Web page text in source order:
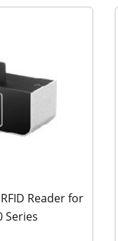
Reader for
Series